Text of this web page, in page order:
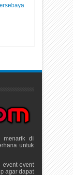
menarik di
untuk
event-event
agar dapat